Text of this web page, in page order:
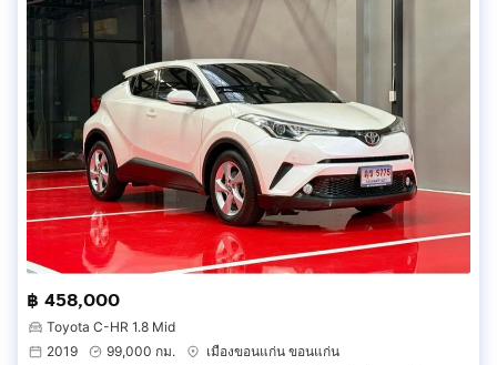
฿ 458,000
Toyota C-HR 1.8 Mid
2019
99,000 กม.
เมืองขอนแก่น ขอนแก่น